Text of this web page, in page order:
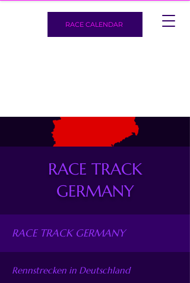
RACE CALENDAR
RACE TRACK
GERMANY
RACE TRACK GERMANY
Rennstrecken in Deutschland